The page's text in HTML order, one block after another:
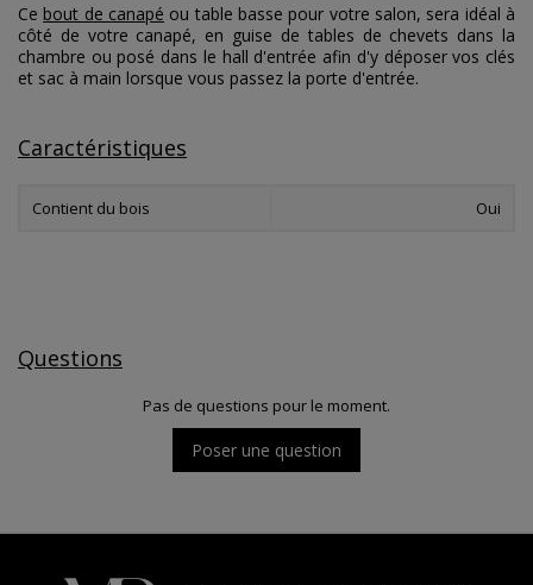
Ce bout de canapé ou table basse pour votre salon, sera idéal à
côté de votre canapé, en guise de tables de chevets dans la
chambre ou posé dans le hall d'entrée afin d'y déposer vos clés
et sac à main lorsque vous passez la porte d'entrée.
Caractéristiques
Contient du bois Oui
Questions
Pas de questions pour le moment.
Poser une question